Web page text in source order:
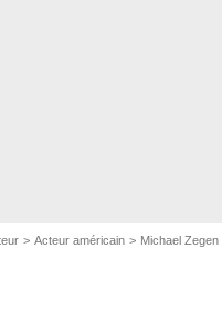
Acteur américain Michael Zegen